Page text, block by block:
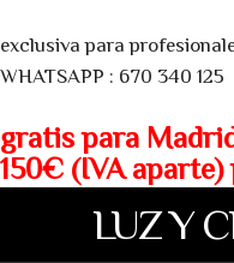
exclusiva para
WHATSAPP : 670 340 125
gratis para
150€ (IVA
LUZ Y